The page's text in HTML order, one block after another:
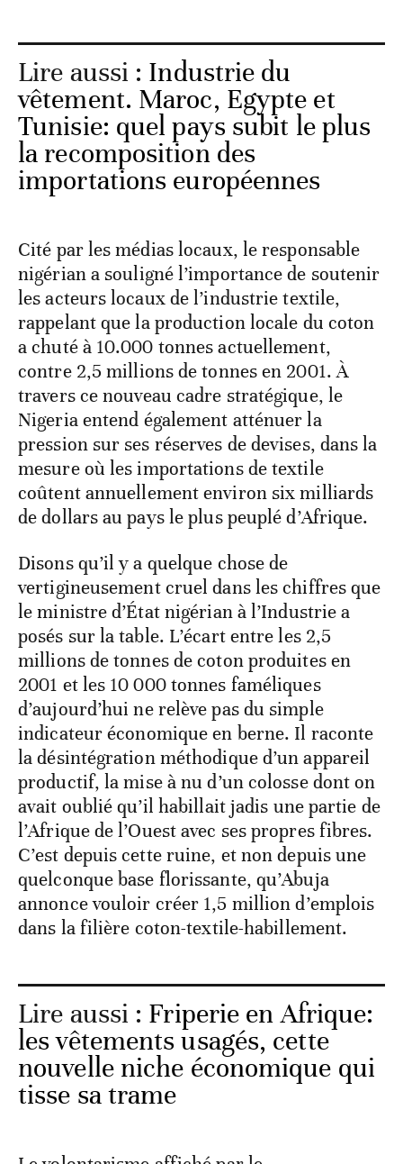
Lire aussi : Industrie du
vêtement. Maroc, Egypte et
Tunisie: quel pays subit le plus
la recomposition des
importations européennes
Cité par les médias locaux, le responsable
nigérian a souligné l’importance de soutenir
les acteurs locaux de l’industrie textile,
rappelant que la production locale du coton
a chuté à 10.000 tonnes actuellement,
contre 2,5 millions de tonnes en 2001. À
travers ce nouveau cadre stratégique, le
Nigeria entend également atténuer la
pression sur ses réserves de devises, dans la
mesure où les importations de textile
coûtent annuellement environ six milliards
de dollars au pays le plus peuplé d’Afrique.
Disons qu’il y a quelque chose de
vertigineusement cruel dans les chiffres que
le ministre d’État nigérian à l’Industrie a
posés sur la table. L’écart entre les 2,5
millions de tonnes de coton produites en
2001 et les 10 000 tonnes faméliques
d’aujourd’hui ne relève pas du simple
indicateur économique en berne. Il raconte
la désintégration méthodique d’un appareil
productif, la mise à nu d’un colosse dont on
avait oublié qu’il habillait jadis une partie de
l’Afrique de l’Ouest avec ses propres fibres.
C’est depuis cette ruine, et non depuis une
quelconque base florissante, qu’Abuja
annonce vouloir créer 1,5 million d’emplois
dans la filière coton-textile-habillement.
Lire aussi : Friperie en Afrique:
les vêtements usagés, cette
nouvelle niche économique qui
tisse sa trame